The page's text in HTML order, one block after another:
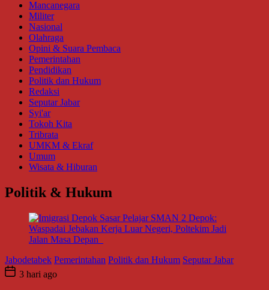
Mancanegara
Militer
Nasional
Olahraga
Opini & Suara Pembaca
Pemerintahan
Pendidikan
Politik dan Hukum
Redaksi
Seputar Jabar
Syi'ar
Tokoh Kita
Tribrata
UMKM & Ekraf
Umum
Wisata & Hiburan
Politik & Hukum
Jabodetabek Pemerintahan Politik dan Hukum Seputar Jabar
3 hari ago